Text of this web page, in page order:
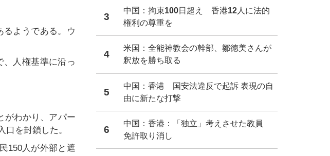
るようである。ウ
、人権基準に沿っ
がわかり、アパー
を封鎖した。
150人が外部と遮
3
中国：拘束100日超え 香港12人に法的
権利の尊重を
4
米国：全能神教会の幹部、鄒徳美さんが
釈放を勝ち取る
5
中国：香港 国安法違反で起訴 表現の自
由に新たな打撃
6
中国：香港：「独立」考えさせた教員
免許取り消し